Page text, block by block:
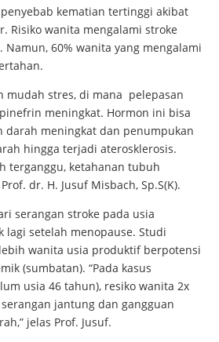
kematian tertinggi akibat
Risiko wanita mengalami stroke
60% wanita yang mengalami
mudah stres, di mana pelepasan
meningkat. Hormon ini bisa
darah meningkat dan penumpukan
hingga terjadi aterosklerosis.
terganggu, ketahanan tubuh
dr. H. Jusuf Misbach, Sp.S(K).
serangan stroke pada usia
setelah menopause. Studi
wanita usia produktif berpotensi
(sumbatan). “Pada kasus
usia 46 tahun), resiko wanita 2x
jantung dan gangguan
jelas Prof. Jusuf.